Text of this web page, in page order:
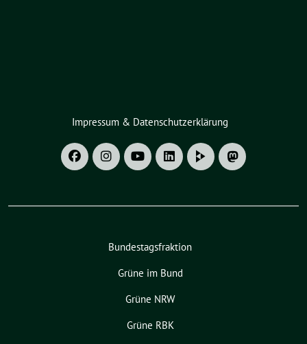
Impressum & Datenschutzerklärung
Bundestagsfraktion
Grüne im Bund
Grüne NRW
Grüne RBK